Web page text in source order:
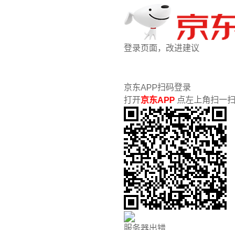
登录页面，改进建议
京东APP扫码登录
打开京东APP 点左上角扫一扫